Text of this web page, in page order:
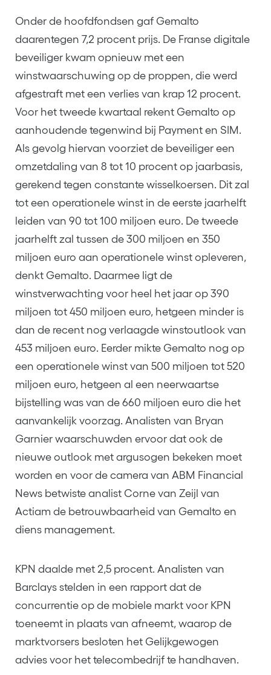
Onder de hoofdfondsen gaf Gemalto
daarentegen 7,2 procent prijs. De Franse digitale
beveiliger kwam opnieuw met een
winstwaarschuwing op de proppen, die werd
afgestraft met een verlies van krap 12 procent.
Voor het tweede kwartaal rekent Gemalto op
aanhoudende tegenwind bij Payment en SIM.
Als gevolg hiervan voorziet de beveiliger een
omzetdaling van 8 tot 10 procent op jaarbasis,
gerekend tegen constante wisselkoersen. Dit zal
tot een operationele winst in de eerste jaarhelft
leiden van 90 tot 100 miljoen euro. De tweede
jaarhelft zal tussen de 300 miljoen en 350
miljoen euro aan operationele winst opleveren,
denkt Gemalto. Daarmee ligt de
winstverwachting voor heel het jaar op 390
miljoen tot 450 miljoen euro, hetgeen minder is
dan de recent nog verlaagde winstoutlook van
453 miljoen euro. Eerder mikte Gemalto nog op
een operationele winst van 500 miljoen tot 520
miljoen euro, hetgeen al een neerwaartse
bijstelling was van de 660 miljoen euro die het
aanvankelijk voorzag. Analisten van Bryan
Garnier waarschuwden ervoor dat ook de
nieuwe outlook met argusogen bekeken moet
worden en voor de camera van ABM Financial
News betwiste analist Corne van Zeijl van
Actiam de betrouwbaarheid van Gemalto en
diens management.
KPN daalde met 2,5 procent. Analisten van
Barclays stelden in een rapport dat de
concurrentie op de mobiele markt voor KPN
toeneemt in plaats van afneemt, waarop de
marktvorsers besloten het Gelijkgewogen
advies voor het telecombedrijf te handhaven.